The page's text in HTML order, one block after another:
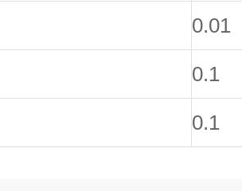
0.01
0.1
0.1